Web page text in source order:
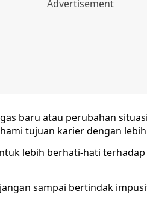
baru atau perubahan
tujuan karier dengan lebih
lebih berhati-hati
sampai bertindak